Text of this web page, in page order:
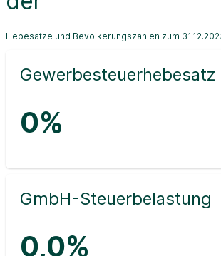
Hebesätze und Bevölkerungszahlen zum
Gewerbesteuerhebesatz
0%
GmbH-Steuerbelastung
0,0%